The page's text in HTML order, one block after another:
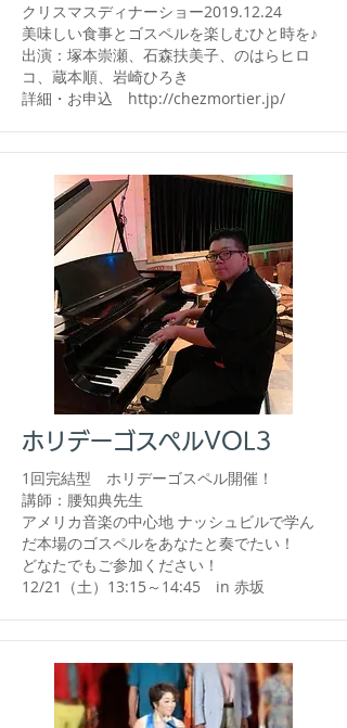
クリスマスディナーショー2019.12.24
美味しい食事とゴスペルを楽しむひと時を♪
​出演：塚本崇瀬、石森扶美子、のはらヒロ
コ、蔵本順、岩崎ひろき
​詳細・お申込 http://chezmortier.jp/
ホリデーゴスペルVOL3
1回完結型 ホリデーゴスペル開催！
講師：腰知典先生
​アメリカ音楽の中心地 ナッシュビルで学ん
だ本場のゴスペルをあなたと奏でたい！
​どなたでもご参加ください！
​12/21（土）13:15～14:45 in 赤坂